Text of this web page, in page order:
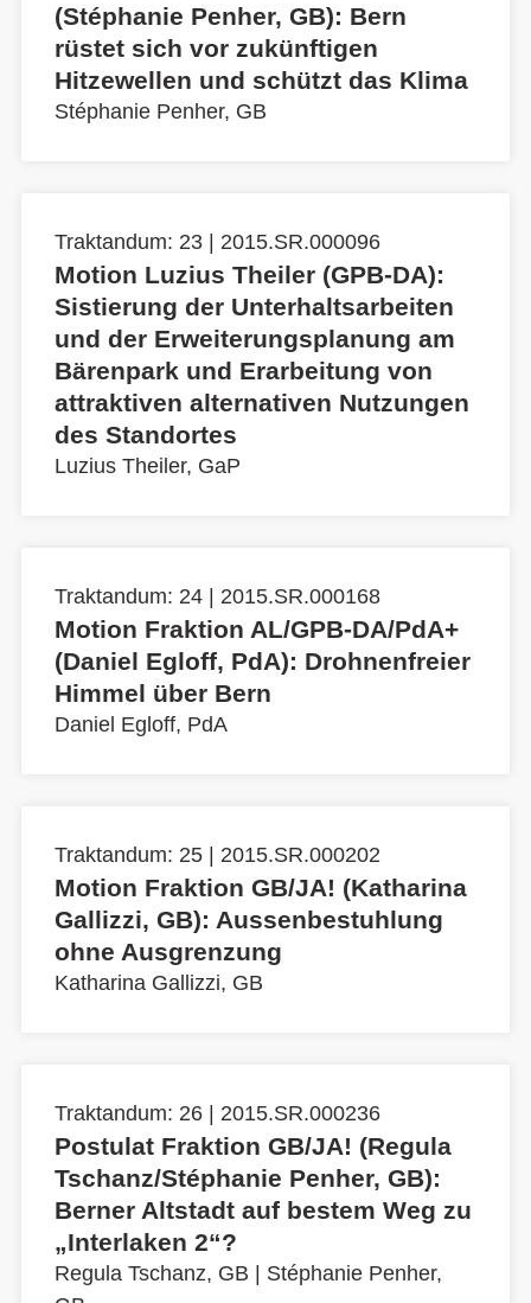
(Stéphanie Penher, GB): Bern
rüstet sich vor zukünftigen
Hitzewellen und schützt das Klima
Stéphanie Penher, GB
Traktandum: 23 | 2015.SR.000096
Motion Luzius Theiler (GPB-DA):
Sistierung der Unterhaltsarbeiten
und der Erweiterungsplanung am
Bärenpark und Erarbeitung von
attraktiven alternativen Nutzungen
des Standortes
Luzius Theiler, GaP
Traktandum: 24 | 2015.SR.000168
Motion Fraktion AL/GPB-DA/PdA+
(Daniel Egloff, PdA): Drohnenfreier
Himmel über Bern
Daniel Egloff, PdA
Traktandum: 25 | 2015.SR.000202
Motion Fraktion GB/JA! (Katharina
Gallizzi, GB): Aussenbestuhlung
ohne Ausgrenzung
Katharina Gallizzi, GB
Traktandum: 26 | 2015.SR.000236
Postulat Fraktion GB/JA! (Regula
Tschanz/Stéphanie Penher, GB):
Berner Altstadt auf bestem Weg zu
„Interlaken 2“?
Regula Tschanz, GB
Stéphanie Penher,